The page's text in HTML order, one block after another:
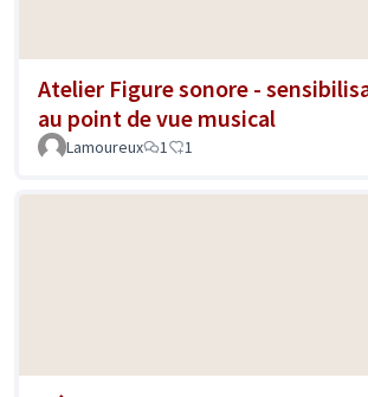
Atelier Figure sonore -
au point de vue musical
Lamoureux 1 1